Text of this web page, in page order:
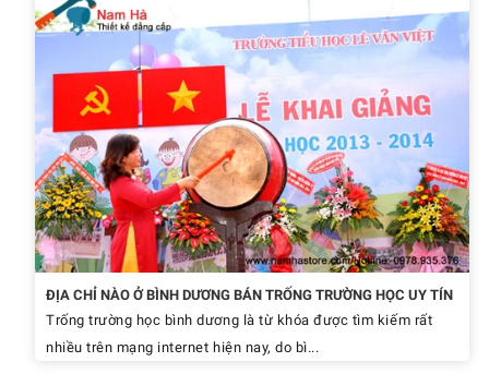
ĐỊA CHỈ NÀO Ở BÌNH DƯƠNG BÁN TRỐNG TRƯỜNG HỌC UY TÍN
Trống trường học bình dương là từ khóa được tìm kiếm rất
nhiều trên mạng internet hiện nay, do bì...